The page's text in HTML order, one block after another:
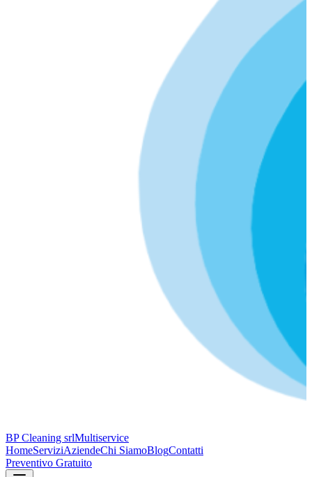
BP Cleaning srlMultiservice
HomeServiziAziendeChi SiamoBlogContatti
Preventivo Gratuito